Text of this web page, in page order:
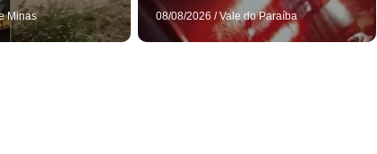
Minas 08/08/2026 / Vale do Paraíba